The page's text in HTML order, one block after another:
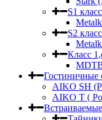
S1 класс
S2 класс
Класс
Гостиничные
AIKO SH
AIKO Т (